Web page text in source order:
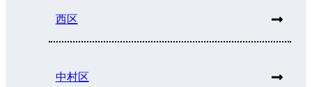
西区
中村区